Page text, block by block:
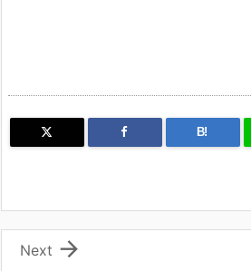
B!

Next